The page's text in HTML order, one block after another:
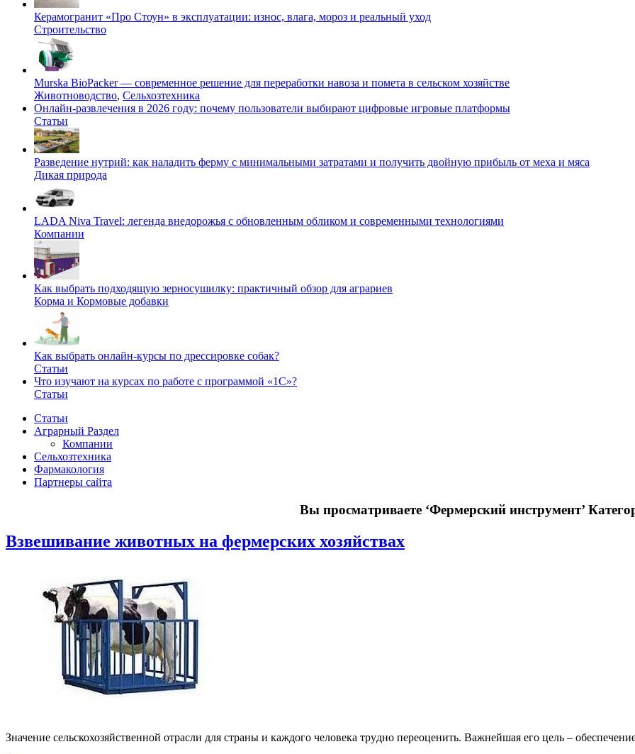
Керамогранит «Про Стоун» в эксплуатации: износ, влага, мороз и реальный уход
Строительство
Murska BioPacker — современное решение для переработки навоза и помета в сельском хозяйстве
Животноводство, Сельхозтехника
Онлайн-развлечения в 2026 году: почему пользователи выбирают цифровые игровые платформы
Статьи
Разведение нутрий: как наладить ферму с минимальными затратами и получить двойную прибыль от меха и мяса
Дикая природа
LADA Niva Travel: легенда внедорожья с обновленным обликом и современными технологиями
Компании
Как выбрать подходящую зерносушилку: практичный обзор для аграриев
Корма и Кормовые добавки
Как выбрать онлайн-курсы по дрессировке собак?
Статьи
Что изучают на курсах по работе с программой «1С»?
Статьи
Статьи
Аграрный Раздел
Компании
Сельхозтехника
Фармакология
Партнеры сайта
Вы просматриваете ‘Фермерский инструмент’
Взвешивание животных на фермерских хозяйствах
Значение сельскохозяйственной отрасли для страны и каждого человека трудно переоценить. Важнейшая его цель –